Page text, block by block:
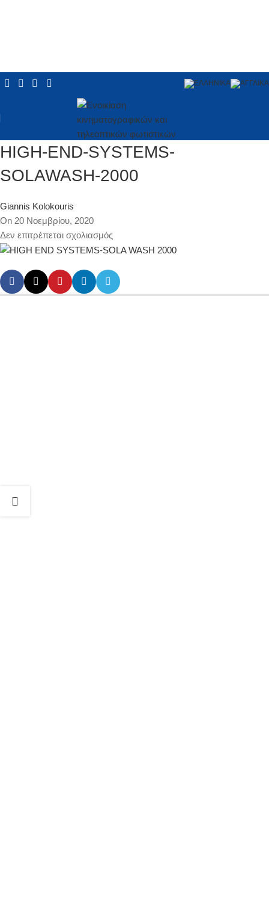
HIGH-END-SYSTEMS-
SOLAWASH-2000
Giannis Kolokouris
On 20 Νοεμβρίου, 2020
Δεν επιτρέπεται σχολιασμός